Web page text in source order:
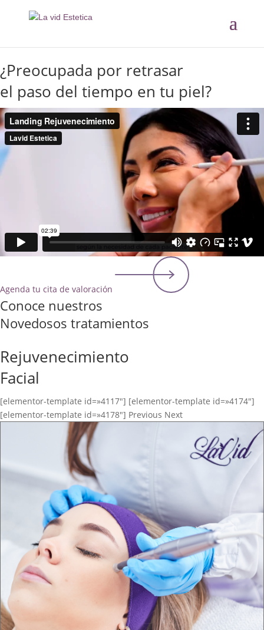
¿Preocupada por retrasar
el paso del tiempo en tu piel?
Agenda tu cita de valoración
Conoce nuestros
Novedosos tratamientos
Rejuvenecimiento
Facial
[elementor-template id=»4117″] [elementor-template id=»4174″]
[elementor-template id=»4178″] Previous Next